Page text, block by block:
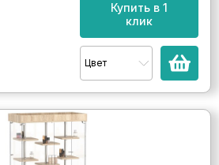
Купить в 1
клик
Цвет